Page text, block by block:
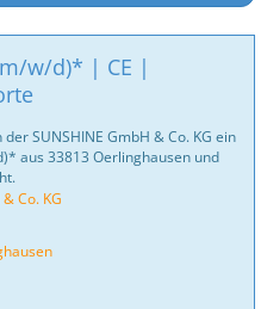
w/d)* | CE |
SUNSHINE GmbH & Co. KG ein
aus 33813 Oerlinghausen und
Co. KG